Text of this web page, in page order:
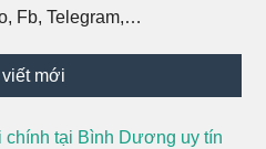
Fb, Telegram,…
viết mới
tại Bình Dương uy tín